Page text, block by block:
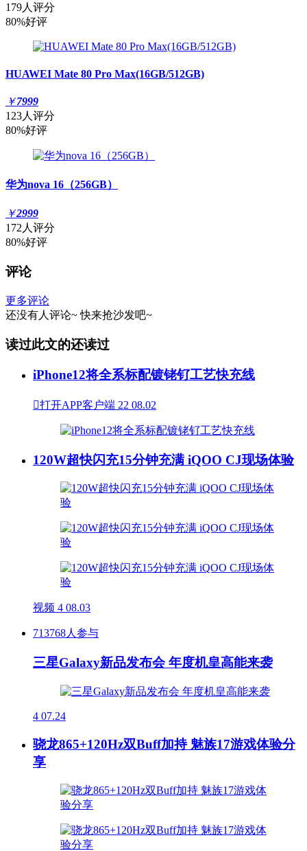
179人评分
80%好评
HUAWEI Mate 80 Pro Max(16GB/512GB)
￥7999
123人评分
80%好评
华为nova 16（256GB）
￥2999
172人评分
80%好评
评论
更多评论
还没有人评论~ 快来抢沙发吧~
读过此文的还读过
iPhone12将全系标配镀铑钌工艺快充线
打开APP客户端 22 08.02
120W超快闪充15分钟充满 iQOO CJ现场体验
视频 4 08.03
713768人参与
三星Galaxy新品发布会 年度机皇高能来袭
4 07.24
骁龙865+120Hz双Buff加持 魅族17游戏体验分
享